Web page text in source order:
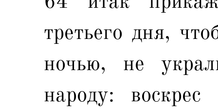
третьего дня,
ночью, не
народу: